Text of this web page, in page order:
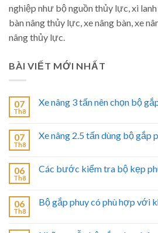
nghiệp như bộ nguồn thủy lực, xi
bàn nâng thủy lực, xe nâng bàn, xe
nâng thủy lực.
BÀI VIẾT MỚI NHẤT
07
Th8
Xe nâng 3 tấn nên chọn bộ
07
Th8
Xe nâng 2.5 tấn dùng bộ gắp
06
Th8
Các bước kiểm tra bộ kẹp
06
Th8
Bộ gắp phuy có phù hợp với